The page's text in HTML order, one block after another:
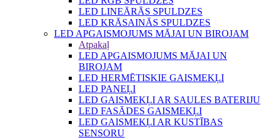
LED LINEĀRĀS SPULDZES
LED KRĀSAINĀS SPULDZES
LED APGAISMOJUMS MĀJAI UN BIROJAM
Atpakaļ
LED APGAISMOJUMS MĀJAI UN
BIROJAM
LED HERMĒTISKIE GAISMEKĻI
LED PANEĻI
LED GAISMEKĻI AR SAULES BATERIJU
LED FASĀDES GAISMEKĻI
LED GAISMEKĻI AR KUSTĪBAS
SENSORU